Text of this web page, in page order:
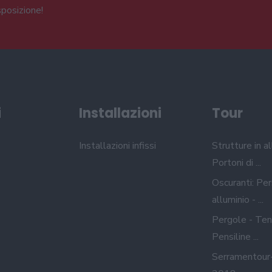
Installazioni
Installazioni infissi
Tour
Strutture in
Portoni di ...
Oscuranti:
alluminio - ...
Pergole -
Pensiline ...